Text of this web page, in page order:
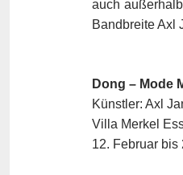
auch
Bandbreite Axl
Dong – Mode
Künstler: Axl
Villa Merkel
12. Februar bis